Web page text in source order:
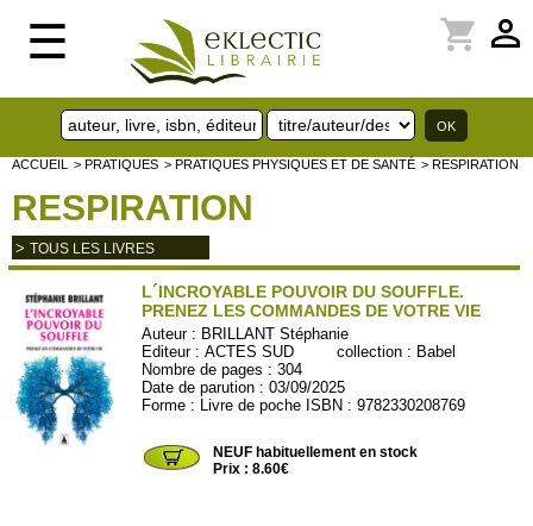
☰ perm_identity
shopping_cart
ACCUEIL > PRATIQUES > PRATIQUES PHYSIQUES ET DE SANTÉ > RESPIRATION
RESPIRATION
> TOUS LES LIVRES
L´INCROYABLE POUVOIR DU SOUFFLE.
PRENEZ LES COMMANDES DE VOTRE VIE
Auteur : BRILLANT Stéphanie
Editeur :ACTES SUD collection : Babel
Nombre de pages : 304
Date de parution : 03/09/2025
Forme : Livre de poche ISBN : 9782330208769
NEUF habituellement en stock
Prix : 8.60€